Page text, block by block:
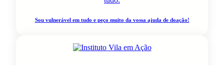
Sou vulnerável em tudo e peço muito da vossa ajuda de doação!